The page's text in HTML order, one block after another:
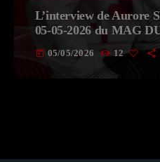
L’interview de Aurore
05-05-2026 du MAG
today 05/05/2026 12